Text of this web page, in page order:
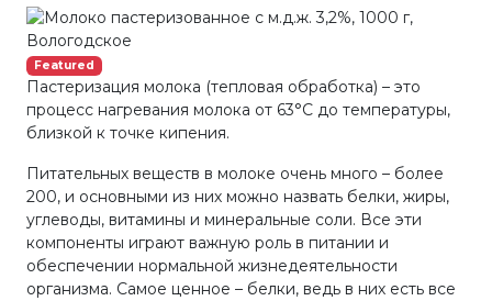
Featured
Пастеризация молока (тепловая обработка) – это
процесс нагревания молока от 63°С до температуры,
близкой к точке кипения.
Питательных веществ в молоке очень много – более
200, и основными из них можно назвать белки, жиры,
углеводы, витамины и минеральные соли. Все эти
компоненты играют важную роль в питании и
обеспечении нормальной жизнедеятельности
организма. Самое ценное – белки, ведь в них есть все